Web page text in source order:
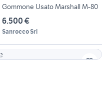
Gommone Usato Marshall M-80
6.500 €
Sanrocco Srl